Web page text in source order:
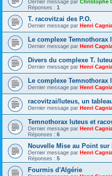
Dernier message par Christophe
Réponses : 1
T. racovitzai des P.O.
Dernier message par Henri
Le complexe Temnothorax
Dernier message par Henri
Divers du complexe T.
Dernier message par Henri
Le complexe
Dernier message par Henri
racovitzai/luteus, un
Dernier message par Henri
Temnothorax luteus et
Dernier message par Henri
Réponses : 6
Nouvelle Mise au Point
Dernier message par Henri
Réponses : 5
Fourmis d'Algérie